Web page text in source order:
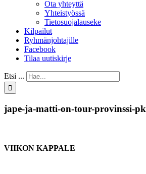
Ota yhteyttä
Yhteistyössä
Tietosuojalauseke
Kilpailut
Ryhmänjohtajille
Facebook
Tilaa uutiskirje
Etsi ...
jape-ja-matti-on-tour-provinssi-pk
VIIKON KAPPALE